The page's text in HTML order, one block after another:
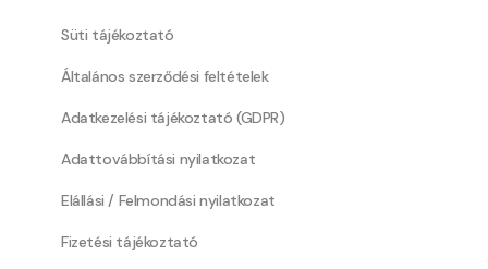
Süti tájékoztató
Általános szerződési feltételek
Adatkezelési tájékoztató (GDPR)
Adattovábbítási nyilatkozat
Elállási / Felmondási nyilatkozat
Fizetési tájékoztató